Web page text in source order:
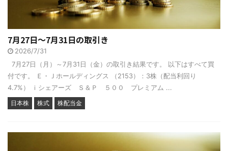
7月27日～7月31日の取引き
2026/7/31
7月27日（月）～7月31日（金）の取引き結果です。 以下はすべて買
付です。 Ｅ・Ｊホールディングス （2153）：3株（配当利回り
4.7%） ｉシェアーズ Ｓ＆Ｐ ５００ プレミアム ...
日本株 株式 株配当金